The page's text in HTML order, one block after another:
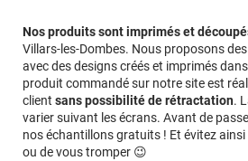
Nos produits sont imprimés et
Villars-les-Dombes. Nous proposons
avec des designs créés et imprimés
produit commandé sur notre site est
client sans possibilité de rétractation.
varier suivant les écrans. Avant de
nos échantillons gratuits ! Et évitez
ou de vous tromper 😉